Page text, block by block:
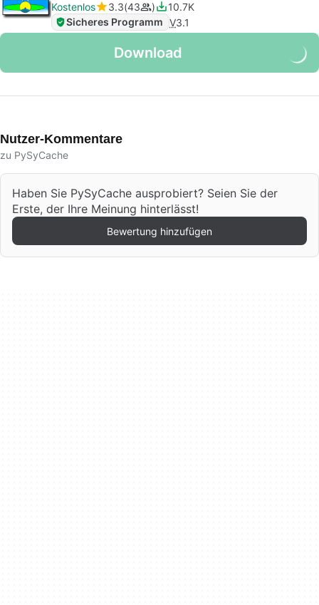
Kostenlos
3.3 43
10.7K
Sicheres Programm V3.1
Download
Nutzer-Kommentare
zu PySyCache
Haben Sie PySyCache ausprobiert? Seien Sie der
Erste, der Ihre Meinung hinterlässt!
Bewertung hinzufügen